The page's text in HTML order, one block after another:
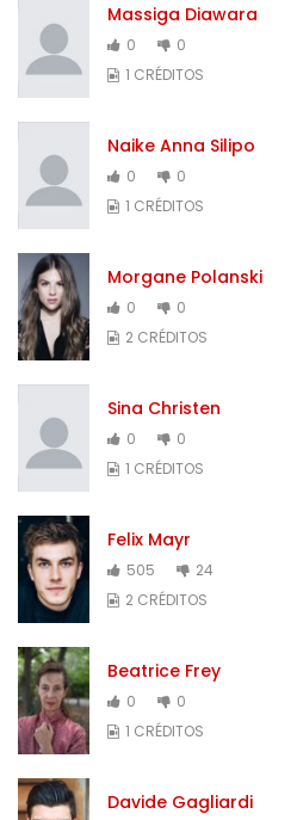
Massiga Diawara
0
0
1 CRÉDITOS
Naike Anna Silipo
0
0
1 CRÉDITOS
Morgane Polanski
0
0
2 CRÉDITOS
Sina Christen
0
0
1 CRÉDITOS
Felix Mayr
505
24
2 CRÉDITOS
Beatrice Frey
0
0
1 CRÉDITOS
Davide Gagliardi